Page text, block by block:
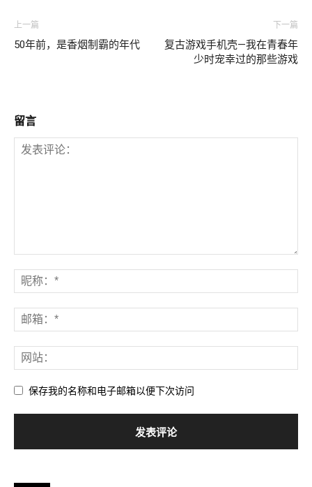
上一篇
50年前，是香烟制霸的年代
下一篇
复古游戏手机壳—我在青春年
少时宠幸过的那些游戏
留言
保存我的名称和电子邮箱以便下次访问